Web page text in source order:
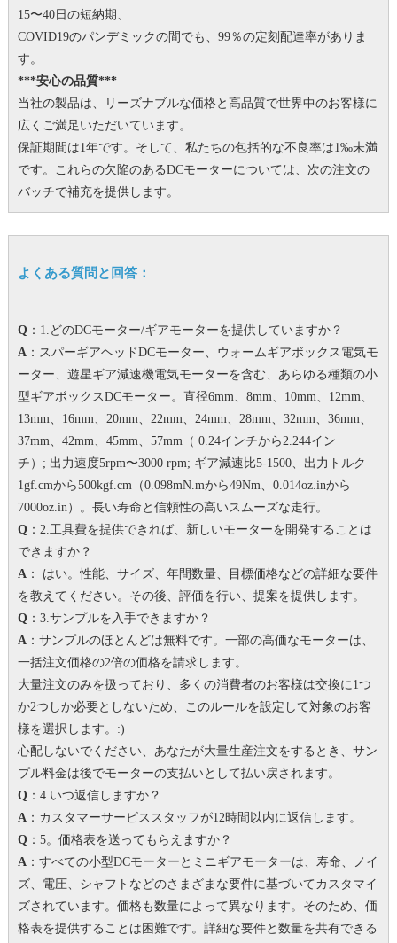
15〜40日の短納期、
COVID19のパンデミックの間でも、99％の定刻配達率がありま
す。
***安心の品質***
当社の製品は、リーズナブルな価格と高品質で世界中のお客様に
広くご満足いただいています。
保証期間は1年です。 そして、私たちの包括的な不良率は1‰未満
です。 これらの欠陥のあるDCモーターについては、次の注文の
バッチで補充を提供します。
よくある質問と回答：
Q：1.どのDCモーター/ギアモーターを提供していますか？
A：スパーギアヘッドDCモーター、ウォームギアボックス電気モ
ーター、遊星ギア減速機電気モーターを含む、あらゆる種類の小
型ギアボックスDCモーター。 直径6mm、8mm、10mm、12mm、
13mm、16mm、20mm、22mm、24mm、28mm、32mm、36mm、
37mm、42mm、45mm、57mm（ 0.24インチから2.244イン
チ）; 出力速度5rpm〜3000 rpm; ギア減速比5-1500、出力トルク
1gf.cmから500kgf.cm（0.098mN.mから49Nm、0.014oz.inから
7000oz.in）。 長い寿命と信頼性の高いスムーズな走行。
Q：2.工具費を提供できれば、新しいモーターを開発することは
できますか？
A： はい。性能、サイズ、年間数量、目標価格などの詳細な要件
を教えてください。その後、評価を行い、提案を提供します。
Q：3.サンプルを入手できますか？
A：サンプルのほとんどは無料です。一部の高価なモーターは、
一括注文価格の2倍の価格を請求します。
大量注文のみを扱っており、多くの消費者のお客様は交換に1つ
か2つしか必要としないため、このルールを設定して対象のお客
様を選択します。 :)
心配しないでください、あなたが大量生産注文をするとき、サン
プル料金は後でモーターの支払いとして払い戻されます。
Q：4.いつ返信しますか？
A：カスタマーサービススタッフが12時間以内に返信します。
Q：5。価格表を送ってもらえますか？
A：すべての小型DCモーターとミニギアモーターは、寿命、ノイ
ズ、電圧、シャフトなどのさまざまな要件に基づいてカスタマイ
ズされています。価格も数量によって異なります。 そのため、価
格表を提供することは困難です。 詳細な要件と数量を共有できる